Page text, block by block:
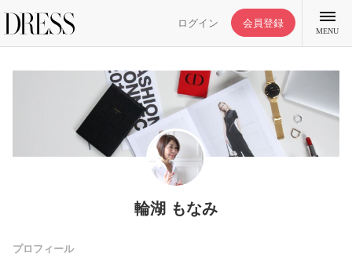
ログイン 会員登録
MENU
特集記事
ライフスタイル
輪湖 もなみ
プロフィール